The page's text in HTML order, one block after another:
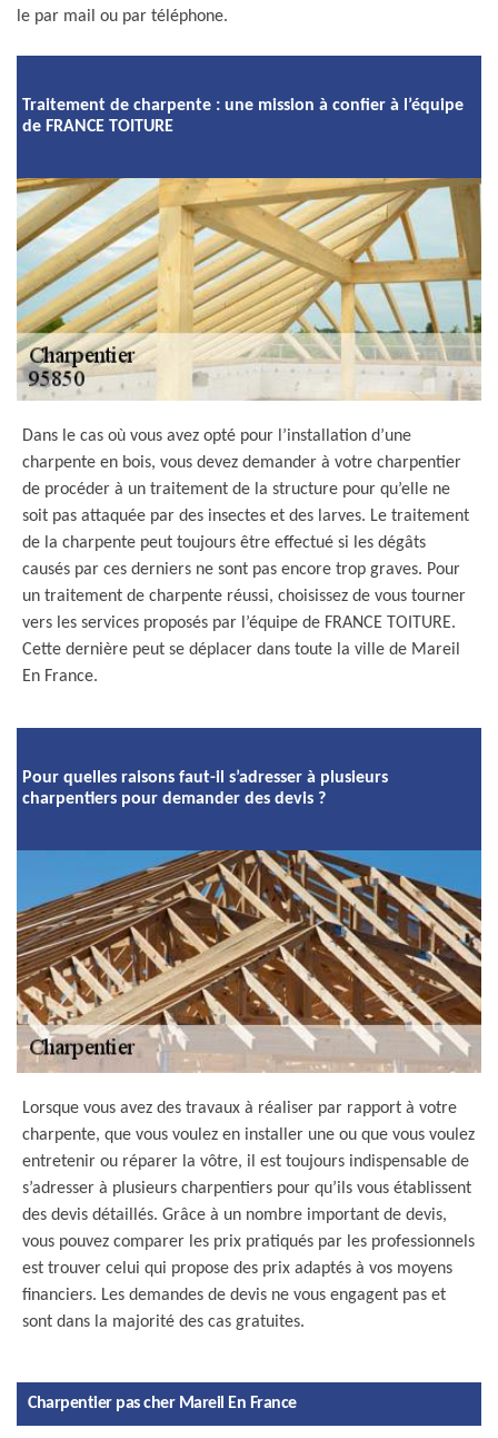
le par mail ou par téléphone.
Traitement de charpente : une mission à confier à l’équipe
de FRANCE TOITURE
Dans le cas où vous avez opté pour l’installation d’une
charpente en bois, vous devez demander à votre charpentier
de procéder à un traitement de la structure pour qu’elle ne
soit pas attaquée par des insectes et des larves. Le traitement
de la charpente peut toujours être effectué si les dégâts
causés par ces derniers ne sont pas encore trop graves. Pour
un traitement de charpente réussi, choisissez de vous tourner
vers les services proposés par l’équipe de FRANCE TOITURE.
Cette dernière peut se déplacer dans toute la ville de Mareil
En France.
Pour quelles raisons faut-il s’adresser à plusieurs
charpentiers pour demander des devis ?
Lorsque vous avez des travaux à réaliser par rapport à votre
charpente, que vous voulez en installer une ou que vous voulez
entretenir ou réparer la vôtre, il est toujours indispensable de
s’adresser à plusieurs charpentiers pour qu’ils vous établissent
des devis détaillés. Grâce à un nombre important de devis,
vous pouvez comparer les prix pratiqués par les professionnels
est trouver celui qui propose des prix adaptés à vos moyens
financiers. Les demandes de devis ne vous engagent pas et
sont dans la majorité des cas gratuites.
Charpentier pas cher Mareil En France